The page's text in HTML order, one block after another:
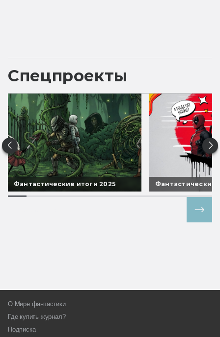
Спецпроекты
Фантастические итоги 2025 Фантастические
О Мире фантастики
Где купить журнал?
Подписка